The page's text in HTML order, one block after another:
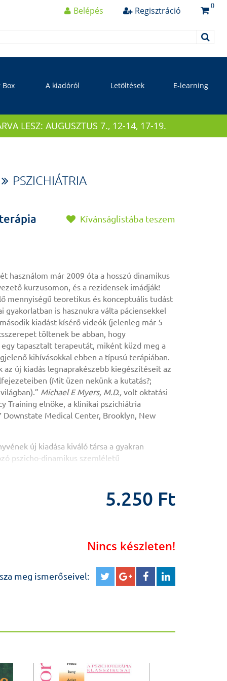
Belépés Regisztráció 0
Box A kiadóról Letöltések E-learning
LESZ: AUGUSZTUS 7., 12-14, 17-19.
PSZICHIÁTRIA
Kívánságlistába teszem
használom már 2009 óta a hosszú dinamikus
kurzusomon, és a rezidensek imádják!
mennyiségű teoretikus és konceptuális tudást
gyakorlatban is hasznukra válta páciensekkel
kiadást kísérő videók (jelenleg már 5
töltenek be abban, hogy
tapasztalt terapeutát, miként küzd meg a
kihívásokkal ebben a típusú terápiában.
új kiadás legnaprakészebb kiegészítéseit az
(Mit üzen nekünk a kutatás?;
Michael E Myers, M.D., volt oktatási
Training elnöke, a klinikai pszichiátria
Downstate Medical Center, Brooklyn, New
új kiadása kiváló társa a gyakran
pszicho-dinamikus szemléletű
ismerhetjük meg olyan témákon keresztül,
elméletek klinikailag jelentős dimenziói; a
mint értékelés vagy egy terápia
ellenállás, álmok és a terápia
tekinthetnek erre a kötetre, melyet
esetén mindig megtalálnak a
tanácsadók és nővérek személyében azáltal,
lát el arról, hogyan kezdjünk hozzá a
5.250 Ft
Nincs készleten!
meg ismerőseivel: